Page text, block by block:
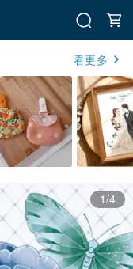
看更多
1/4